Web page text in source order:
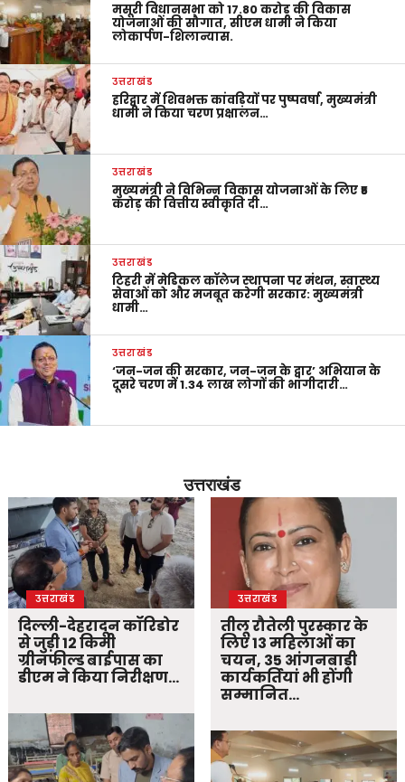
मसूरी विधानसभा को 17.80 करोड़ की विकास
योजनाओं की सौगात, सीएम धामी ने किया
लोकार्पण-शिलान्यास.
उत्तराखंड
हरिद्वार में शिवभक्त कांवड़ियों पर पुष्पवर्षा, मुख्यमंत्री
धामी ने किया चरण प्रक्षालन…
उत्तराखंड
मुख्यमंत्री ने विभिन्न विकास योजनाओं के लिए ₹5
करोड़ की वित्तीय स्वीकृति दी…
उत्तराखंड
टिहरी में मेडिकल कॉलेज स्थापना पर मंथन, स्वास्थ्य
सेवाओं को और मजबूत करेगी सरकार: मुख्यमंत्री
धामी…
उत्तराखंड
‘जन-जन की सरकार, जन-जन के द्वार’ अभियान के
दूसरे चरण में 1.34 लाख लोगों की भागीदारी…
उत्तराखंड
उत्तराखंड
दिल्ली-देहरादून कॉरिडोर
से जुड़ी 12 किमी
ग्रीनफील्ड बाईपास का
डीएम ने किया निरीक्षण…
उत्तराखंड
तीलू रौतेली पुरस्कार के
लिए 13 महिलाओं का
चयन, 35 आंगनबाड़ी
कार्यकर्तियां भी होंगी
सम्मानित…